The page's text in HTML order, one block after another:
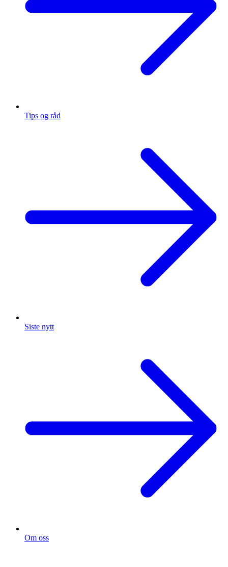
Tips og råd
Siste nytt
Om oss